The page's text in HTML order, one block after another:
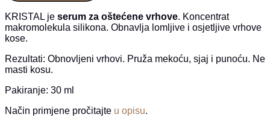
KRISTAL je serum za oštećene vrhove. Koncentrat
makromolekula silikona. Obnavlja lomljive i osjetljive vrhove
kose.
Rezultati: Obnovljeni vrhovi. Pruža mekoću, sjaj i punoću. Ne
masti kosu.
Pakiranje: 30 ml
Način primjene pročitajte u opisu.